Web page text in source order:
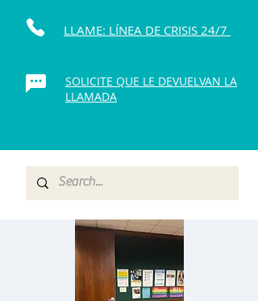
LLAME: LÍNEA DE CRISIS 24/7
SOLICITE QUE LE DEVUELVAN LA
LLAMADA